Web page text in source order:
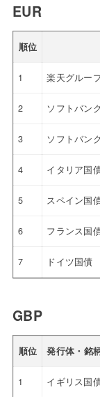
EUR
順位
1 楽天グルー
2 ソフトバン
3 ソフトバン
4 イタリア国
5 スペイン国
6 フランス国
7 ドイツ国債
GBP
順位 発行体・銘
1 イギリス国